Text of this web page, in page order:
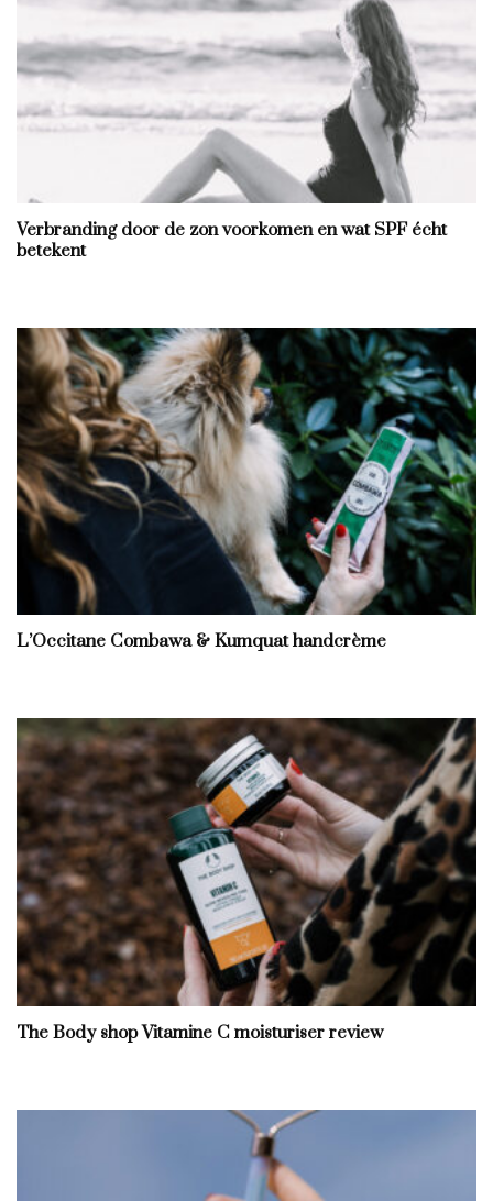
Verbranding door de zon voorkomen en wat SPF écht
betekent
L’Occitane Combawa & Kumquat handcrème
The Body shop Vitamine C moisturiser review